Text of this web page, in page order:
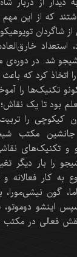
که از این
شاگردان
استعداد
شد. در
کرد که
تکنیک‌ها را
بود تا یک
کیکوچی را
جانشین مکتب
و تکنیک‌های
را بار دیگر
به کار فعالانه
گون
اینشو دوموتو،
فعالی در